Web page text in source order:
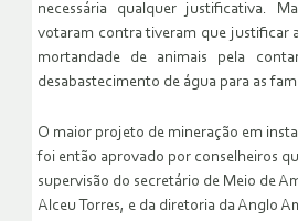
necessária qualquer justificativa.
votaram contra tiveram que justificar
mortandade de animais pela
desabastecimento de água para as
O maior projeto de mineração em
foi então aprovado por conselheiros
supervisão do secretário de Meio de
Alceu Torres, e da diretoria da Anglo